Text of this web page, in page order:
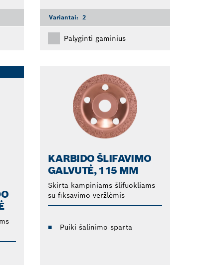
Variantai: 2
Palyginti gaminius
KARBIDO ŠLIFAVIMO
GALVUTĖ, 115 MM
Skirta kampiniams šlifuokliams
su fiksavimo veržlėmis
Puiki šalinimo sparta